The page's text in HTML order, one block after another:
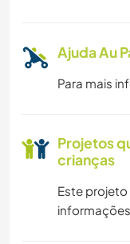
Ajuda Au
Para mais
Projetos
crianças
Este projeto